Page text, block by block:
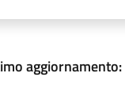
aggiornamento: